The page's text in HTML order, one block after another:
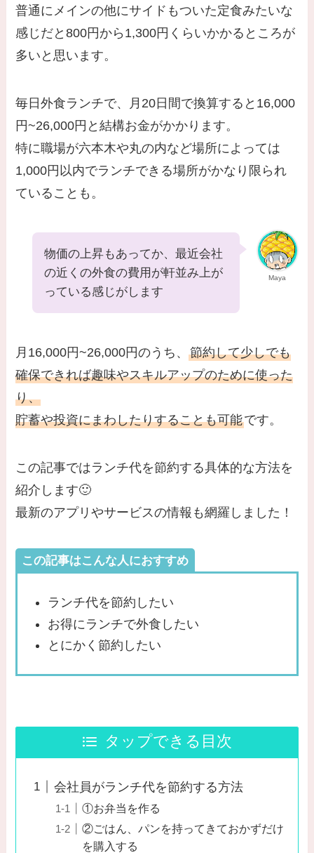
普通にメインの他にサイドもついた定食みたいな
感じだと800円から1,300円くらいかかるところが
多いと思います。
毎日外食ランチで、月20日間で換算すると16,000
円~26,000円と結構お金がかかります。
特に職場が六本木や丸の内など場所によっては
1,000円以内でランチできる場所がかなり限られ
ていることも。
Maya
物価の上昇もあってか、最近会社
の近くの外食の費用が軒並み上が
っている感じがします
月16,000円~26,000円のうち、節約して少しでも
確保できれば趣味やスキルアップのために使った
り、
貯蓄や投資にまわしたりすることも可能です。
この記事ではランチ代を節約する具体的な方法を
紹介します🙂
最新のアプリやサービスの情報も網羅しました！
この記事はこんな人におすすめ
ランチ代を節約したい
お得にランチで外食したい
とにかく節約したい
タップできる目次
会社員がランチ代を節約する方法
①お弁当を作る
②ごはん、パンを持ってきておかずだけ
を購入する